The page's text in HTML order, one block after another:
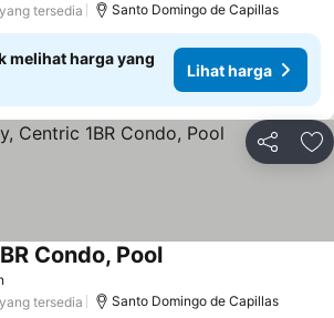
tersedia Santo Domingo de Capillas
melihat harga yang
Lihat harga
Bagikan
Condo, PoolLihat harga
tersedia Santo Domingo de Capillas